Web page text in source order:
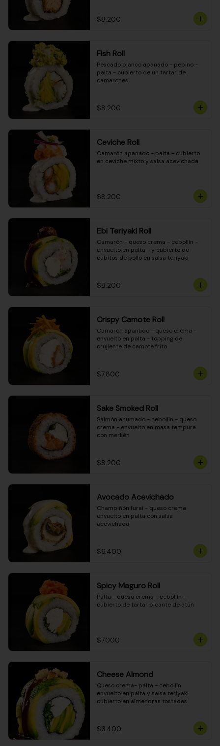
$8.200
Fish Roll
Pescado blanco apanado - pepino -
palta - cubierto de un tartar de
camarones
$8.200
Ceviche Roll
Camarón apanado - palta - cubierto
en ceviche mixto y salsa acevichada
$8.200
Ebi Teriyaki Roll
Camarón - queso crema - cebollín -
envuelto en palta - y cubierto de
cubitos de pollo en salsa teriyaki
$8.200
Crispy Camote Roll
Camarón apanado - queso crema -
envuelto en palta - topping de
crujiente de camote frito
$7.800
Sake Smoked Roll
Salmón ahumado - cebollín - queso
crema - envuelto en masa tempura
con merkén
$8.200
Avocado Acevichado
Champiñón furai - queso crema
envuelto en palta con salsa
acevichada
$6.400
Spicy Maguro Roll
Palta - queso crema - cebollín -
cubierto de tartar picante de atún
$7.000
Cheese Almond
Queso crema- palta - cebollín
envuelto en palta y salsa teriyaki
cubierto en almendras tostadas
$6.400